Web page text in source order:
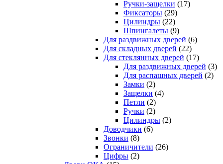
Ручки-защелки (17)
Фиксаторы (29)
Цилиндры (22)
Шпингалеты (9)
Для раздвижных дверей (6)
Для складных дверей (22)
Для стеклянных дверей (17)
Для раздвижных дверей (3)
Для распашных дверей (2)
Замки (2)
Защелки (4)
Петли (2)
Ручки (2)
Цилиндры (2)
Доводчики (6)
Звонки (8)
Ограничители (26)
Цифры (2)